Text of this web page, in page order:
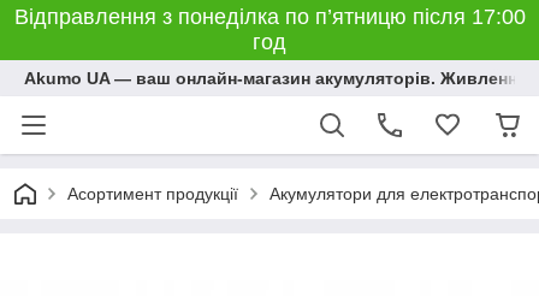
Відправлення з понеділка по п’ятницю після 17:00
год
Akumo UA — ваш онлайн-магазин акумуляторів. Живлення,
Асортимент продукції Акумулятори для